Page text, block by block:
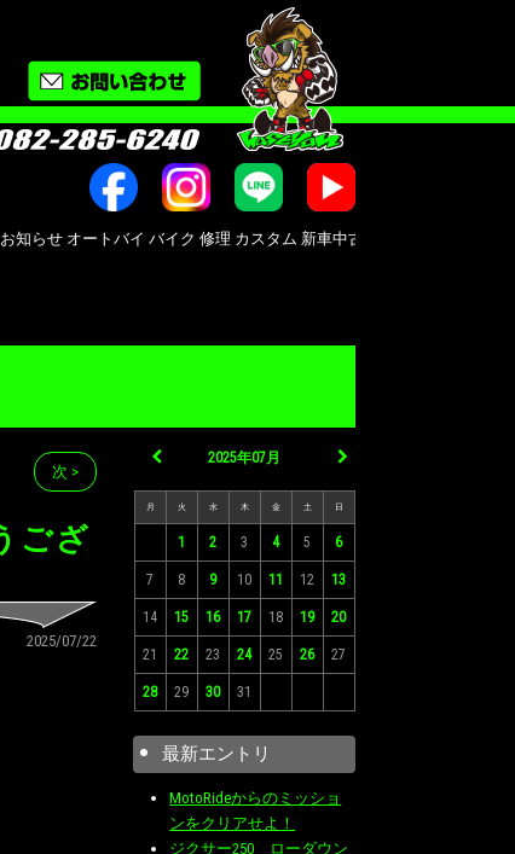
オートバイ バイク 修理 カスタム 新車中古車販売 Bike shop MotoRide
次 >
ござ
2025/07/22
2025年07月
月 火 水 木 金 土 日
1 2 3 4 5 6
7 8 9 10 11 12 13
14 15 16 17 18 19 20
21 22 23 24 25 26 27
28 29 30 31
最新エントリ
MotoRideからのミッショ
ンをクリアせよ！
ジクサー250 ローダウン